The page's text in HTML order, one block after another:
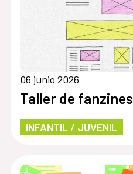
06 junio 2026
Taller de fanzines
INFANTIL / JUVENIL